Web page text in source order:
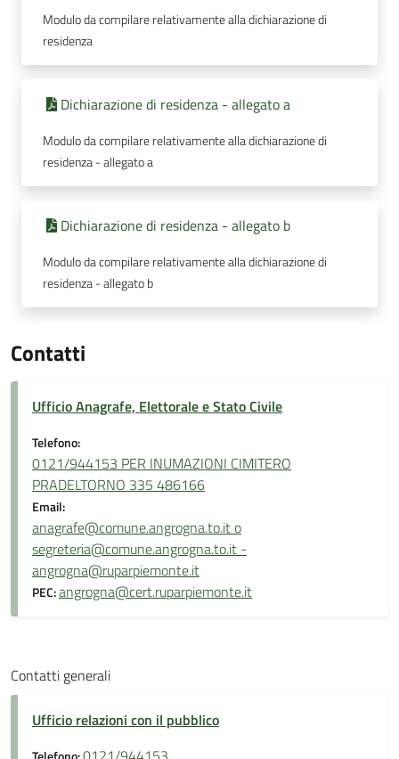
Modulo da compilare relativamente alla dichiarazione di
residenza
Dichiarazione di residenza - allegato a
Modulo da compilare relativamente alla dichiarazione di
residenza - allegato a
Dichiarazione di residenza - allegato b
Modulo da compilare relativamente alla dichiarazione di
residenza - allegato b
Contatti
Ufficio Anagrafe, Elettorale e Stato Civile
Telefono:
0121/944153 PER INUMAZIONI CIMITERO
PRADELTORNO 335 486166
Email:
anagrafe@comune.angrogna.to.it o
segreteria@comune.angrogna.to.it -
angrogna@ruparpiemonte.it
PEC:angrogna@cert.ruparpiemonte.it
Contatti generali
Ufficio relazioni con il pubblico